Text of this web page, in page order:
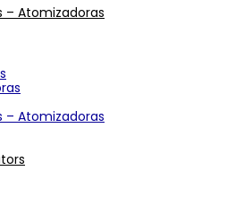
– Atomizadoras
– Atomizadoras